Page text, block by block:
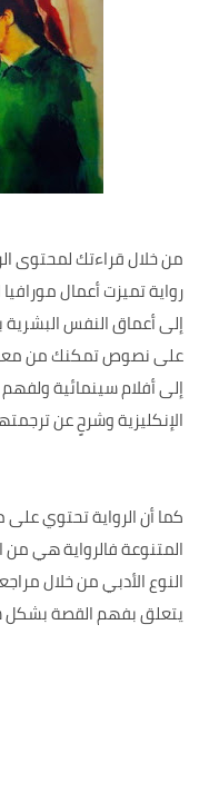
من خلال قراءتك لمحتوى
رواية تميزت أعمال مورافيا
إلى أعماق النفس البشرية
على نصوص تمكنك من
إلى أفلام سينمائية
الإنكليزية وشرحٍ عن
كما أن الرواية تحتوي
النوع الأدبي من خلال
يتعلق بفهم القصة